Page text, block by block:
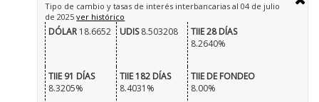
Tipo de cambio y tasas de interés interbancarias al 04 de julio
de 2025ver histórico
DÓLAR18.6652 UDIS8.503208
TIIE 28 DÍAS
8.2640%
TIIE 91 DÍAS
8.3205%
TIIE 182 DÍAS
8.4031%
TIIE DE FONDEO
8.00%